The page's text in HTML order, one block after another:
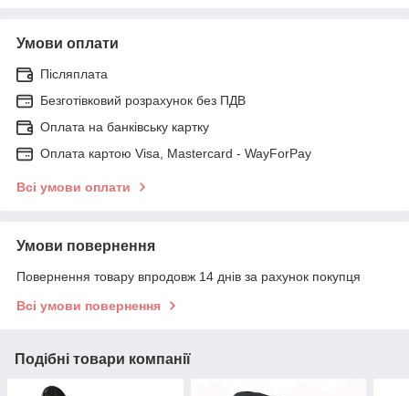
Умови оплати
Післяплата
Безготівковий розрахунок без ПДВ
Оплата на банківську картку
Оплата картою Visa, Mastercard - WayForPay
Всі умови оплати
Умови повернення
Повернення товару впродовж 14 днів за рахунок покупця
Всі умови повернення
Подібні товари компанії